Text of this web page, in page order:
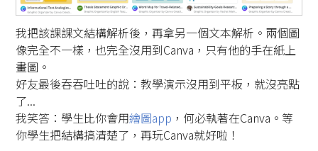
我把該課課文結構解析後，再拿另一個文本解析。兩個圖
像完全不一樣，也完全沒用到Canva，只有他的手在紙上
畫圖。
好友最後吞吞吐吐的說：教學演示沒用到平板，就沒亮點
了...
我笑答：學生比你會用繪圖app ，何必執著在Canva。等
你學生把結構搞清楚了，再玩Canva就好啦！